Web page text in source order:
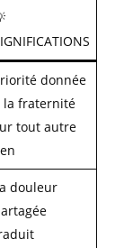
donnée
la fraternité
tout autre
douleur